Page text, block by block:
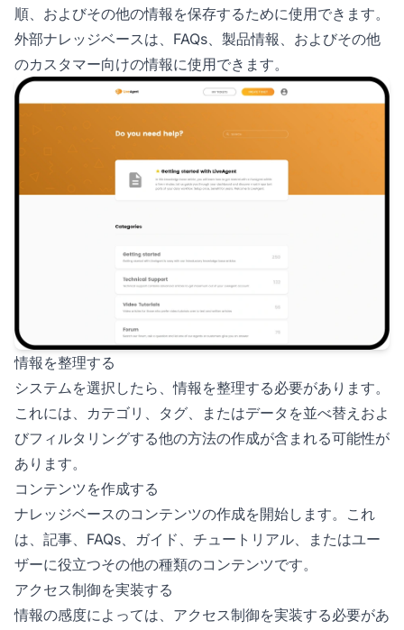
順、およびその他の情報を保存するために使用できます。
外部ナレッジベースは、FAQs、製品情報、およびその他
のカスタマー向けの情報に使用できます。
情報を整理する
システムを選択したら、情報を整理する必要があります。
これには、カテゴリ、タグ、またはデータを並べ替えおよ
びフィルタリングする他の方法の作成が含まれる可能性が
あります。
コンテンツを作成する
ナレッジベースのコンテンツの作成を開始します。これ
は、記事、FAQs、ガイド、チュートリアル、またはユー
ザーに役立つその他の種類のコンテンツです。
アクセス制御を実装する
情報の感度によっては、アクセス制御を実装する必要があ